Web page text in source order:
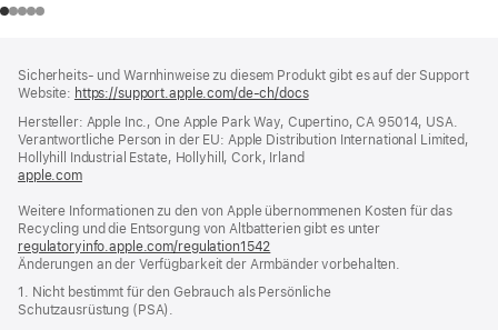
Sicherheits- und Warnhinweise zu diesem Produkt gibt es auf der Support
Website: https://support.apple.com/de-ch/docs(öffnet
neues
Fenster)
Hersteller: Apple Inc., One Apple Park Way, Cupertino, CA 95014, USA.
Verantwortliche Person in der EU: Apple Distribution International Limited,
Hollyhill Industrial Estate, Hollyhill, Cork, Irland
apple.com(öffnet
neues
Fenster)
Weitere Informationen zu den von Apple übernommenen Kosten für das
Recycling und die Entsorgung von Altbatterien gibt es unter
regulatoryinfo.apple.com/regulation1542
ein
neues
Fenster)
Änderungen an der Verfügbarkeit der Armbänder vorbehalten.
1. Nicht bestimmt für den Gebrauch als Persönliche
Schutzausrüstung (PSA).